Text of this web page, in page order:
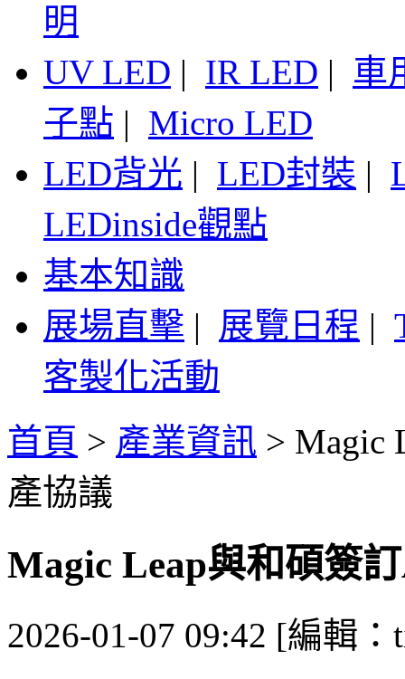
明
UV LED | IR LED | 車
子點 | Micro LED
LED背光 | LED封裝 |
LEDinside觀點
基本知識
展場直擊 | 展覽日程 |
客製化活動
首頁 > 產業資訊 > Magic
產協議
Magic Leap與和碩簽
2026-01-07 09:42 [編輯：